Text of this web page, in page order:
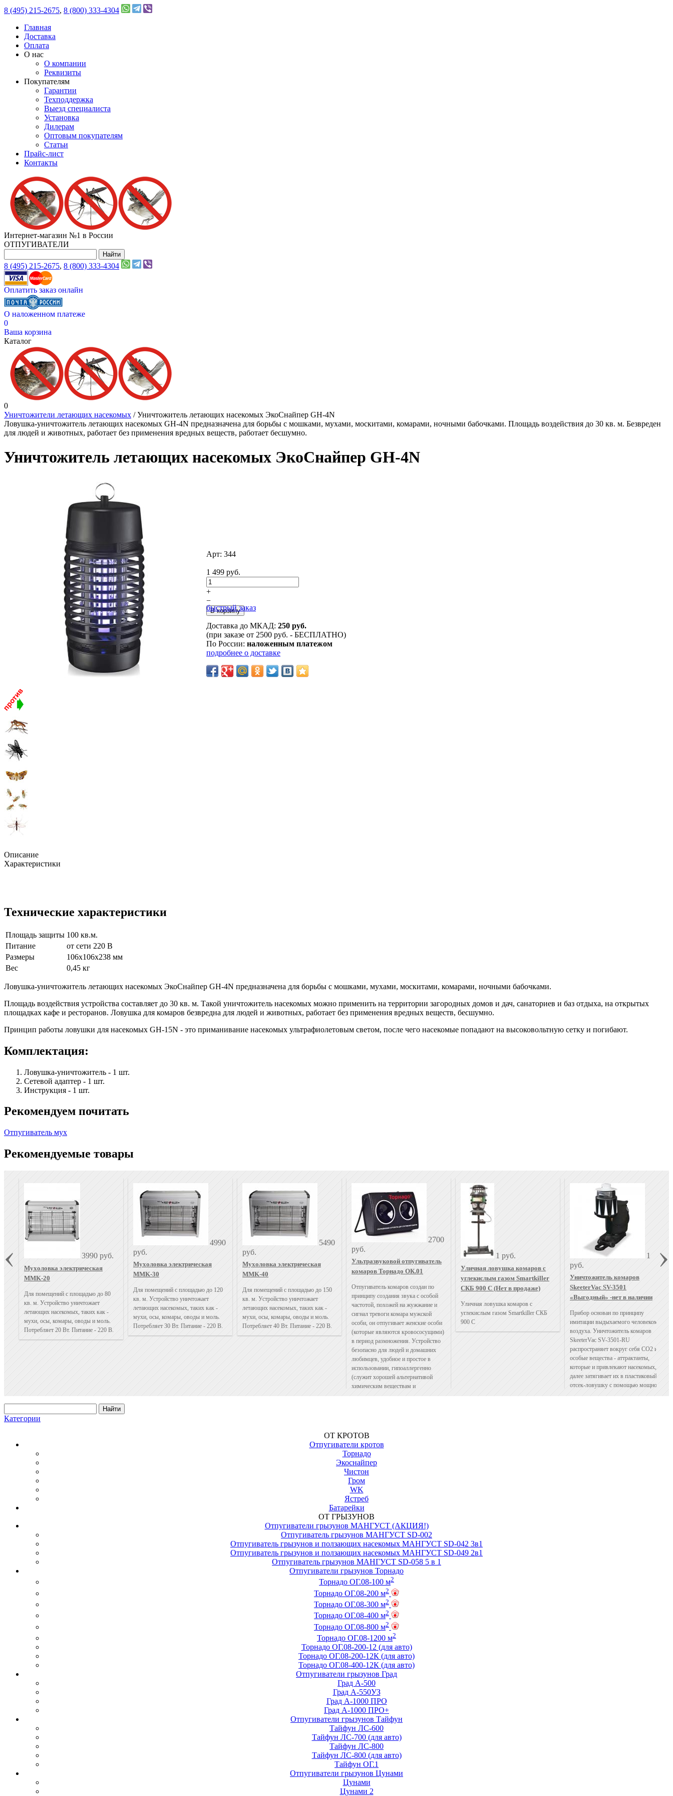
8 (495) 215-2675, 8 (800) 333-4304
Главная
Доставка
Оплата
О нас
О компании
Реквизиты
Покупателям
Гарантии
Техподдержка
Выезд специалиста
Установка
Дилерам
Оптовым покупателям
Статьи
Прайс-лист
Контакты
Интернет-магазин №1 в России
ОТПУГИВАТЕЛИ
8 (495) 215-2675, 8 (800) 333-4304
Оплатить заказ онлайн
О наложенном платеже
0
Ваша корзина
Каталог
0
Уничтожители летающих насекомых / Уничтожитель летающих насекомых ЭкоСнайпер GH-4N
Ловушка-уничтожитель летающих насекомых GH-4N предназначена для борьбы с мошками, мухами, москитами, комарами, ночными бабочками. Площадь воздействия до 30 кв. м. Безвреден
для людей и животных, работает без применения вредных веществ, работает бесшумно.
Уничтожитель летающих насекомых ЭкоСнайпер GH-4N
Арт: 344
1 499 руб.
+
−
быстрый заказ
Доставка до МКАД: 250 руб.
(при заказе от 2500 руб. - БЕСПЛАТНО)
По России: наложенным платежом
подробнее о доставке
Описание
Характеристики
Технические характеристики
Площадь защиты 100 кв.м.
Питание
от сети 220 В
Размеры
106х106х238 мм
Вес
0,45 кг
Ловушка-уничтожитель летающих насекомых ЭкоСнайпер GH-4N предназначена для борьбы с мошками, мухами, москитами, комарами, ночными бабочками.
Площадь воздействия устройства составляет до 30 кв. м. Такой уничтожитель насекомых можно применить на территории загородных домов и дач, санаториев и баз отдыха, на открытых
площадках кафе и ресторанов. Ловушка для комаров безвредна для людей и животных, работает без применения вредных веществ, бесшумно.
Принцип работы ловушки для насекомых GH-15N - это приманивание насекомых ультрафиолетовым светом, после чего насекомые попадают на высоковольтную сетку и погибают.
Комплектация:
Ловушка-уничтожитель - 1 шт.
Сетевой адаптер - 1 шт.
Инструкция - 1 шт.
Рекомендуем почитать
Отпугиватель мух
Рекомендуемые товары
3990 руб.
Мухоловка электрическая
MMK-20
Для помещений с площадью до 80
кв. м. Устройство уничтожает
летающих насекомых, таких как -
мухи, осы, комары, оводы и моль.
Потребляет 20 Вт. Питание - 220 В.
4990
руб.
Мухоловка электрическая
MMK-30
Для помещений с площадью до 120
кв. м. Устройство уничтожает
летающих насекомых, таких как -
мухи, осы, комары, оводы и моль.
Потребляет 30 Вт. Питание - 220 В.
5490
руб.
Мухоловка электрическая
MMK-40
Для помещений с площадью до 150
кв. м. Устройство уничтожает
летающих насекомых, таких как -
мухи, осы, комары, оводы и моль.
Потребляет 40 Вт. Питание - 220 В.
2700
руб.
Ультразвуковой отпугиватель
комаров Торнадо ОК.01
Отпугиватель комаров создан по
принципу создания звука с особой
частотой, похожей на жужжание и
сигнал тревоги комара мужской
особи, он отпугивает женские особи
(которые являются кровососущими)
в период размножения. Устройство
безопасно для людей и домашних
любимцев, удобное и простое в
использовании, гипоаллергенно
(служит хорошей альтернативой
химическим веществам и
инсектицидным лампам). Питание:
1 руб.
Уличная ловушка комаров с
углекислым газом Smartkiller
СКБ 900 С (Нет в продаже)
Уличная ловушка комаров с
углекислым газом Smartkiller СКБ
900 С
1
руб.
Уничтожитель комаров
SkeeterVac SV-3501
«Выгодный» -нет в наличии
Прибор основан по принципу
имитации выдыхаемого человеком
воздуха. Уничтожитель комаров
SkeeterVac SV-3501-RU
распространяет вокруг себя СО2 и
особые вещества - аттрактанты,
которые и привлекают насекомых,
далее затягивает их в пластиковый
отсек-ловушку с помощью мощного
Категории
ОТ КРОТОВ
Отпугиватели кротов
Торнадо
Экоснайпер
Чистон
Гром
WK
Ястреб
Батарейки
ОТ ГРЫЗУНОВ
Отпугиватели грызунов МАНГУСТ (АКЦИЯ!)
Отпугиватель грызунов МАНГУСТ SD-002
Отпугиватель грызунов и ползающих насекомых МАНГУСТ SD-042 3в1
Отпугиватель грызунов и ползающих насекомых МАНГУСТ SD-049 2в1
Отпугиватель грызунов МАНГУСТ SD-058 5 в 1
Отпугиватели грызунов Торнадо
Торнадо ОГ.08-100 м2
Торнадо ОГ.08-200 м2
Торнадо ОГ.08-300 м2
Торнадо ОГ.08-400 м2
Торнадо ОГ.08-800 м2
Торнадо ОГ.08-1200 м2
Торнадо ОГ.08-200-12 (для авто)
Торнадо ОГ.08-200-12К (для авто)
Торнадо ОГ.08-400-12К (для авто)
Отпугиватели грызунов Град
Град А-500
Град А-550УЗ
Град А-1000 ПРО
Град А-1000 ПРО+
Отпугиватели грызунов Тайфун
Тайфун ЛС-600
Тайфун ЛС-700 (для авто)
Тайфун ЛС-800
Тайфун ЛС-800 (для авто)
Тайфун ОГ.1
Отпугиватели грызунов Цунами
Цунами
Цунами 2